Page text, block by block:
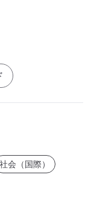
社会（国際）